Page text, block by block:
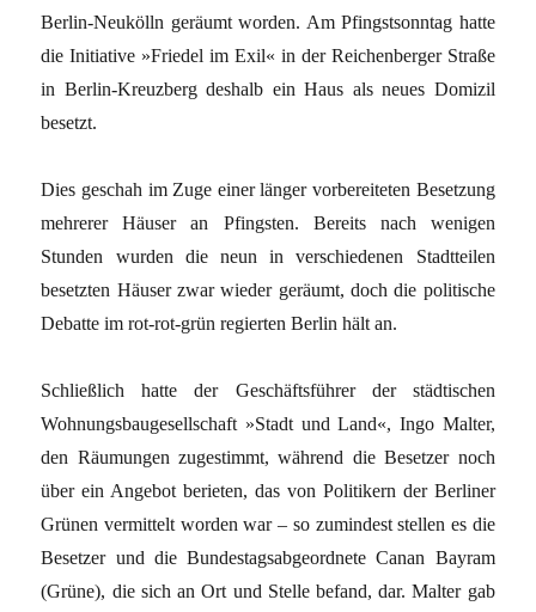
Berlin-Neukölln geräumt worden. Am Pfingstsonntag hatte
die Initiative »Friedel im Exil« in der Reichenberger Straße
in Berlin-Kreuzberg deshalb ein Haus als neues Domizil
besetzt.
Dies geschah im Zuge einer länger vorbereiteten Besetzung
mehrerer Häuser an Pfingsten. Bereits nach wenigen
Stunden wurden die neun in verschiedenen Stadtteilen
besetzten Häuser zwar wieder geräumt, doch die politische
Debatte im rot-rot-grün regierten Berlin hält an.
Schließlich hatte der Geschäftsführer der städtischen
Wohnungsbaugesellschaft »Stadt und Land«, Ingo Malter,
den Räumungen zugestimmt, während die Besetzer noch
über ein Angebot berieten, das von Politikern der Berliner
Grünen vermittelt worden war – so zumindest stellen es die
Besetzer und die Bundestagsabgeordnete Canan Bayram
(Grüne), die sich an Ort und Stelle befand, dar. Malter gab